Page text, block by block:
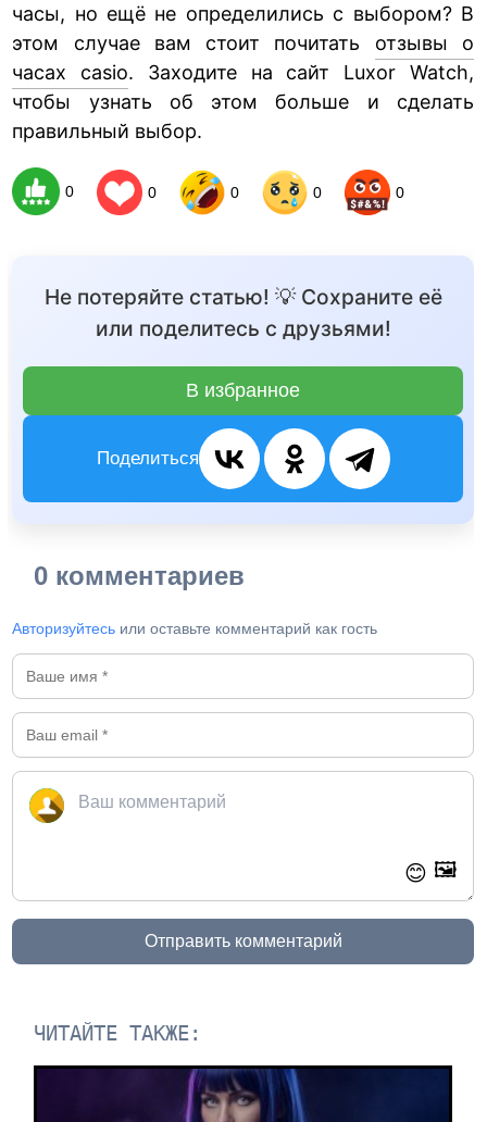
часы, но ещё не определились с выбором? В
этом случае вам стоит почитать отзывы о
часах casio. Заходите на сайт Luxor Watch,
чтобы узнать об этом больше и сделать
правильный выбор.
0 0 0 0 0
Не потеряйте статью! 💡 Сохраните её
или поделитесь с друзьями!
В избранное
Поделиться
0 комментариев
Авторизуйтесь или оставьте комментарий как гость
😊 🖼️
Отправить комментарий
ЧИТАЙТЕ ТАКЖЕ: